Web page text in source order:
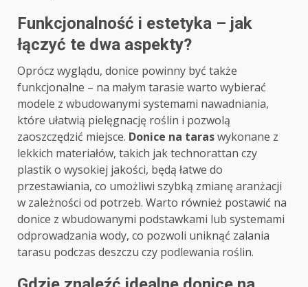
Funkcjonalność i estetyka – jak
łączyć te dwa aspekty?
Oprócz wyglądu, donice powinny być także
funkcjonalne – na małym tarasie warto wybierać
modele z wbudowanymi systemami nawadniania,
które ułatwią pielęgnację roślin i pozwolą
zaoszczędzić miejsce. Donice na taraswykonane z
lekkich materiałów, takich jak technorattan czy
plastik o wysokiej jakości, będą łatwe do
przestawiania, co umożliwi szybką zmianę aranżacji
w zależności od potrzeb. Warto również postawić na
donice z wbudowanymi podstawkami lub systemami
odprowadzania wody, co pozwoli uniknąć zalania
tarasu podczas deszczu czy podlewania roślin.